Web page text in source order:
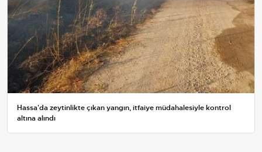
Hassa'da zeytinlikte çıkan yangın, itfaiye müdahalesiyle kontrol
altına alındı